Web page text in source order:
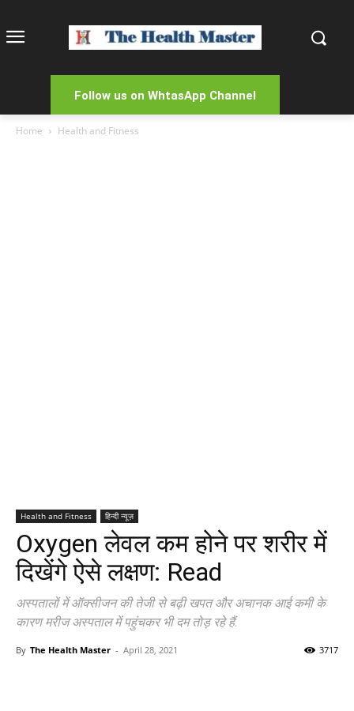
Follow us on WhtasApp Channel
Home Health and Fitness
Health and Fitness हिन्दी न्यूज़
Oxygen लेवल कम होने पर शरीर में
दिखेंगे ऐसे लक्षण: Read
अस्‍पतालों में ऑक्सीजन की तेजी से बढ़ी खपत और अचानक आई कमी के
कारण मरीज अस्पताल में पहुंचकर भी दम तोड़ रहे हैं.
By The Health Master - April 28, 2021 3717